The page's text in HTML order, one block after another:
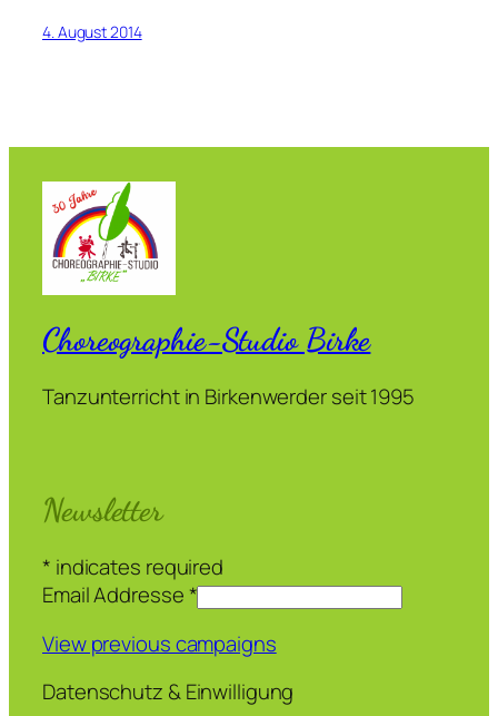
4. August 2014
Choreographie-Studio Birke
Tanzunterricht in Birkenwerder seit 1995
Newsletter
* indicates required
Email Addresse*
View previous campaigns
Datenschutz & Einwilligung